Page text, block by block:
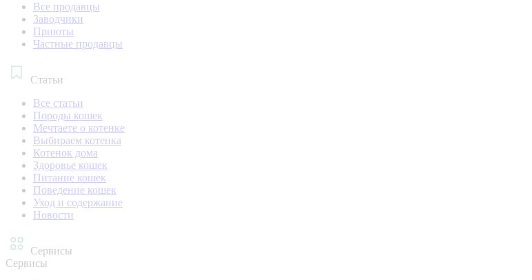
Все продавцы
Заводчики
Приюты
Частные продавцы
Статьи
Все статьи
Породы кошек
Мечтаете о котенке
Выбираем котенка
Котенок дома
Здоровье кошек
Питание кошек
Поведение кошек
Уход и содержание
Новости
Сервисы
Сервисы